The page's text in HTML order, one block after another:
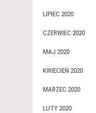
LIPIEC 2020
CZERWIEC 2020
MAJ 2020
KWIECIEŃ 2020
MARZEC 2020
LUTY 2020